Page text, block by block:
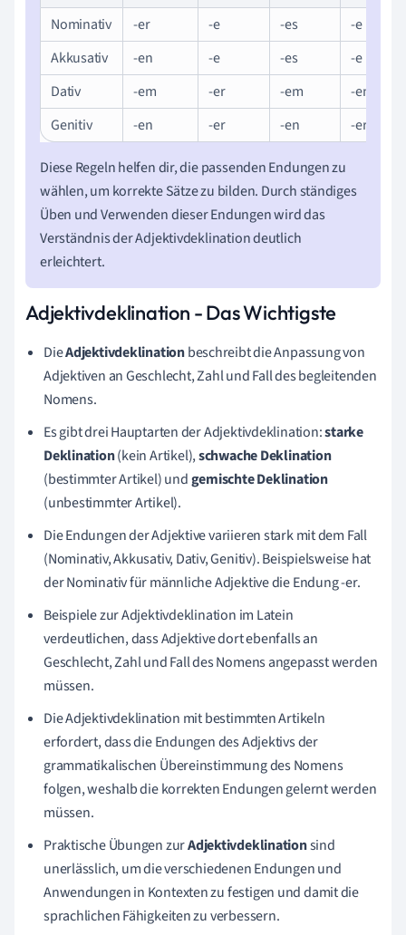
Nominativ
-er -e -es
-e
Akkusativ
-en -e -es
-e
Dativ
-em -er -em
-en
Genitiv
-en -er -en -er
Diese Regeln helfen dir, die passenden Endungen zu
wählen, um korrekte Sätze zu bilden. Durch ständiges
Üben und Verwenden dieser Endungen wird das
Verständnis der Adjektivdeklination deutlich
erleichtert.
Adjektivdeklination - Das Wichtigste
DieAdjektivdeklinationbeschreibt die Anpassung von
Adjektiven an Geschlecht, Zahl und Fall des begleitenden
Nomens.
Es gibt drei Hauptarten der Adjektivdeklination:starke
Deklination(kein Artikel),schwache Deklination
(bestimmter Artikel) undgemischte Deklination
(unbestimmter Artikel).
Die Endungen der Adjektive variieren stark mit dem Fall
(Nominativ, Akkusativ, Dativ, Genitiv). Beispielsweise hat
der Nominativ für männliche Adjektive die Endung -er.
Beispiele zur Adjektivdeklination im Latein
verdeutlichen, dass Adjektive dort ebenfalls an
Geschlecht, Zahl und Fall des Nomens angepasst werden
müssen.
Die Adjektivdeklination mit bestimmten Artikeln
erfordert, dass die Endungen des Adjektivs der
grammatikalischen Übereinstimmung des Nomens
folgen, weshalb die korrekten Endungen gelernt werden
müssen.
Praktische Übungen zurAdjektivdeklinationsind
unerlässlich, um die verschiedenen Endungen und
Anwendungen in Kontexten zu festigen und damit die
sprachlichen Fähigkeiten zu verbessern.